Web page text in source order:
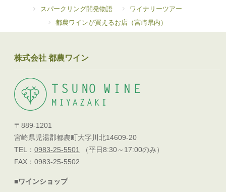
スパークリング開発物語
ワイナリーツアー
都農ワインが買えるお店（宮崎県内）
株式会社 都農ワイン
〒889-1201
宮崎県児湯郡都農町大字川北14609-20
TEL：0983-25-5501 （平日8:30～17:00のみ）
FAX：0983-25-5502
■ワインショップ